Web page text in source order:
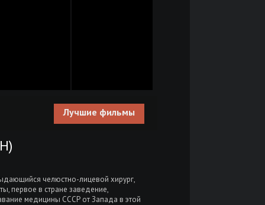
Лучшие фильмы
челюстно-лицевой хирург,
первое в стране заведение,
медицины СССР от Запада в этой